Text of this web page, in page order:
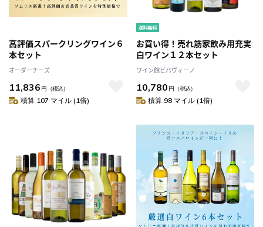
高評価スパークリングワイン６
本セット
オーダーチーズ
11,836 円 （税込）
積算 107 マイル (1倍)
お買い得！売れ筋家飲み用充実
白ワイン１２本セット
ワイン館ビバヴィーノ
10,780 円 （税込）
積算 98 マイル (1倍)